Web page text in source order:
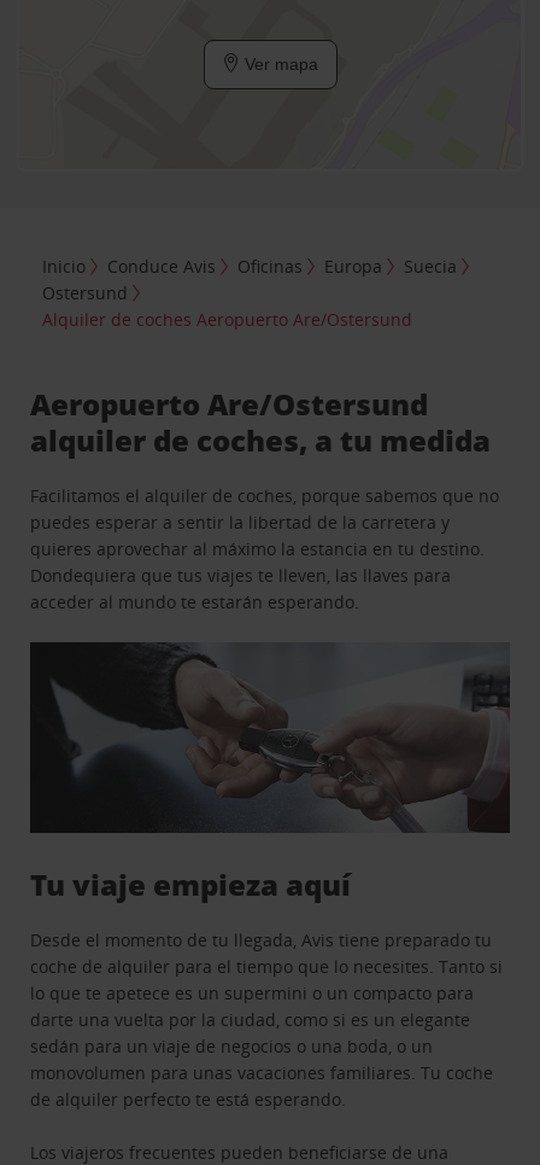
Ver mapa
Inicio Conduce Avis Oficinas Europa
Suecia
Ostersund
Alquiler de coches Aeropuerto Are/Ostersund
Aeropuerto Are/Ostersund
alquiler de coches, a tu medida
Facilitamos el alquiler de coches, porque sabemos que no
puedes esperar a sentir la libertad de la carretera y
quieres aprovechar al máximo la estancia en tu destino.
Dondequiera que tus viajes te lleven, las llaves para
acceder al mundo te estarán esperando.
Tu viaje empieza aquí
Desde el momento de tu llegada, Avis tiene preparado tu
coche de alquiler para el tiempo que lo necesites. Tanto si
lo que te apetece es un supermini o un compacto para
darte una vuelta por la ciudad, como si es un elegante
sedán para un viaje de negocios o una boda, o un
monovolumen para unas vacaciones familiares. Tu coche
de alquiler perfecto te está esperando.
Los viajeros frecuentes pueden beneficiarse de una